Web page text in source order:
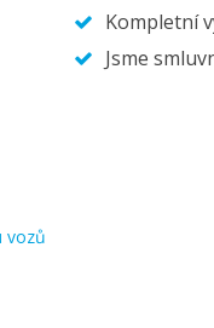
Kompletní
Jsme
vozů